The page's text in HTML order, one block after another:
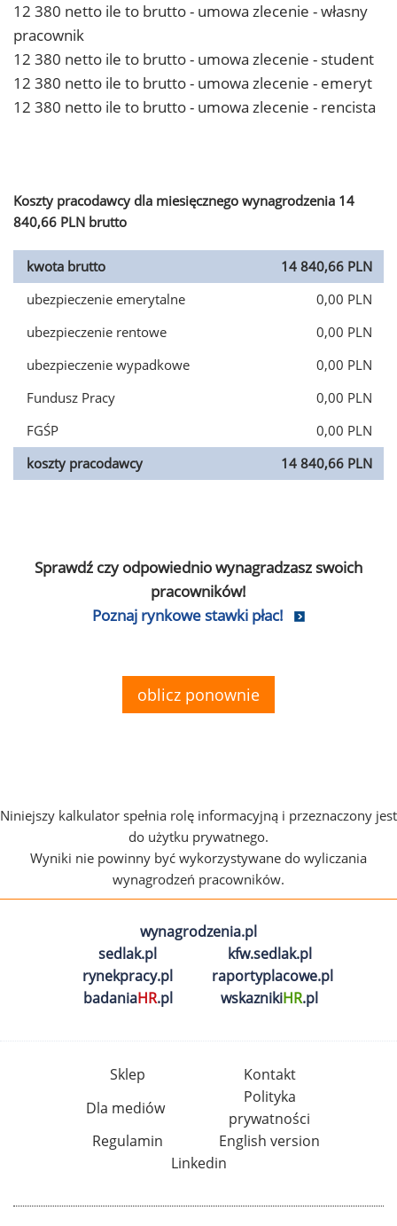
12 380 netto ile to brutto - umowa zlecenie - własny
pracownik
12 380 netto ile to brutto - umowa zlecenie - student
12 380 netto ile to brutto - umowa zlecenie - emeryt
12 380 netto ile to brutto - umowa zlecenie - rencista
Koszty pracodawcy dla miesięcznego wynagrodzenia 14
840,66 PLN brutto
kwota brutto
14 840,66 PLN
ubezpieczenie emerytalne
0,00 PLN
ubezpieczenie rentowe
0,00 PLN
ubezpieczenie wypadkowe
0,00 PLN
Fundusz Pracy
0,00 PLN
FGŚP
0,00 PLN
koszty pracodawcy
14 840,66 PLN
Sprawdź czy odpowiednio wynagradzasz swoich
pracowników!
Poznaj rynkowe stawki płac!
oblicz ponownie
Niniejszy kalkulator spełnia rolę informacyjną i przeznaczony jest
do użytku prywatnego.
Wyniki nie powinny być wykorzystywane do wyliczania
wynagrodzeń pracowników.
wynagrodzenia.pl
sedlak.pl
kfw.sedlak.pl
rynekpracy.pl
raportyplacowe.pl
badaniaHR.pl wskaznikiHR.pl
Sklep
Kontakt
Dla mediów
Polityka
prywatności
Regulamin
English version
Linkedin